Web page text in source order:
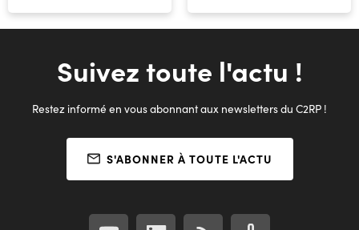
Suivez toute l'actu !
Restez informé en vous abonnant aux newsletters du C2RP !
S'ABONNER À TOUTE L'ACTU